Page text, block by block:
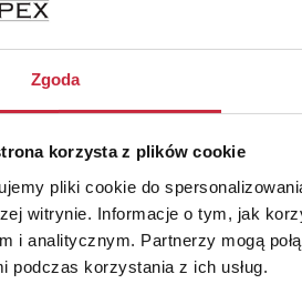
Zgoda
korzysta z plików cookie
pliki cookie do
witrynie. Informacje o tym, jak
i analitycznym. Partnerzy mogą
podczas korzystania z ich usług.
Artysta nieokreślony,
Nr katalogowy
9